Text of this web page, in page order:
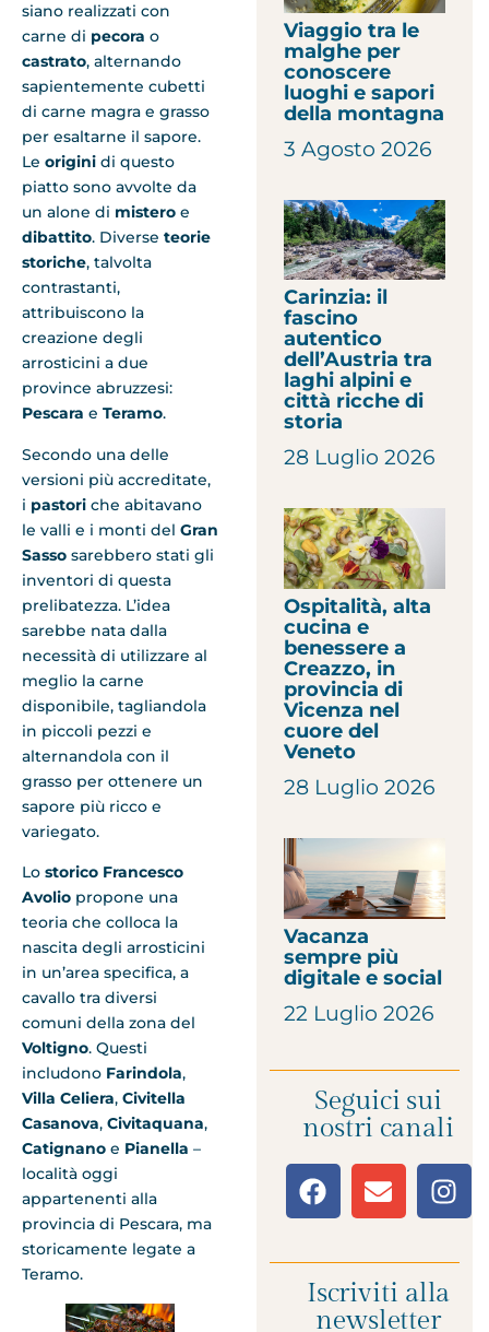
siano realizzati con
carne di pecora o
castrato, alternando
sapientemente cubetti
di carne magra e grasso
per esaltarne il sapore.
Le origini di questo
piatto sono avvolte da
un alone di mistero e
dibattito. Diverse teorie
storiche, talvolta
contrastanti,
attribuiscono la
creazione degli
arrosticini a due
province abruzzesi:
Pescara e Teramo.
Secondo una delle
versioni più accreditate,
i pastori che abitavano
le valli e i monti del Gran
Sasso sarebbero stati gli
inventori di questa
prelibatezza. L’idea
sarebbe nata dalla
necessità di utilizzare al
meglio la carne
disponibile, tagliandola
in piccoli pezzi e
alternandola con il
grasso per ottenere un
sapore più ricco e
variegato.
Lo storico Francesco
Avolio propone una
teoria che colloca la
nascita degli arrosticini
in un’area specifica, a
cavallo tra diversi
comuni della zona del
Voltigno. Questi
includono Farindola,
Villa Celiera, Civitella
Casanova, Civitaquana,
Catignano e Pianella –
località oggi
appartenenti alla
provincia di Pescara, ma
storicamente legate a
Teramo.
Viaggio tra le
malghe per
conoscere
luoghi e sapori
della montagna
3 Agosto 2026
Carinzia: il
fascino
autentico
dell’Austria tra
laghi alpini e
città ricche di
storia
28 Luglio 2026
Ospitalità, alta
cucina e
benessere a
Creazzo, in
provincia di
Vicenza nel
cuore del
Veneto
28 Luglio 2026
Vacanza
sempre più
digitale e social
22 Luglio 2026
Seguici sui
nostri canali
Iscriviti alla
newsletter